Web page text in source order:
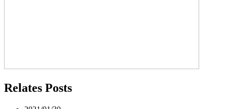
Relates Posts